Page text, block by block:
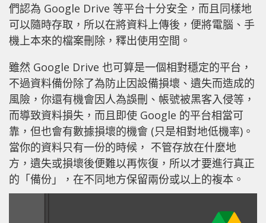
們認為 Google Drive 等平台十分安全，而且同樣地
可以隨時存取，所以在將資料上傳後，便將電腦、手
機上本來的檔案刪除，釋出使用空間。
雖然 Google Drive 也可算是一個相對穩定的平台，
不過資料備份除了為防止因設備損壞、遺失而造成的
風險，你還有機會因人為誤刪、帳號被黑客入侵等，
而導致資料損失，而且即使 Google 的平台相當可
靠，但也會有數據損壞的機會 (只是相對地低機率)。
當你的資料只有一份的時候， 不管存放在什麼地
方，遺失或損壞後便難以再恢復，所以才要進行真正
的「備份」，在不同地方保留兩份或以上的複本。